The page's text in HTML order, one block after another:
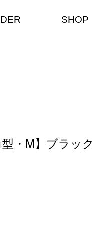
SHOP
・M】ブラック